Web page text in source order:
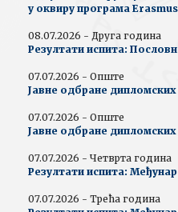
у оквиру програма
08.07.2026 - Друга година
Резултати испита:
07.07.2026 - Опште
Јавне одбране
07.07.2026 - Опште
Јавне одбране
07.07.2026 - Четврта година
Резултати испита:
07.07.2026 - Трећа година